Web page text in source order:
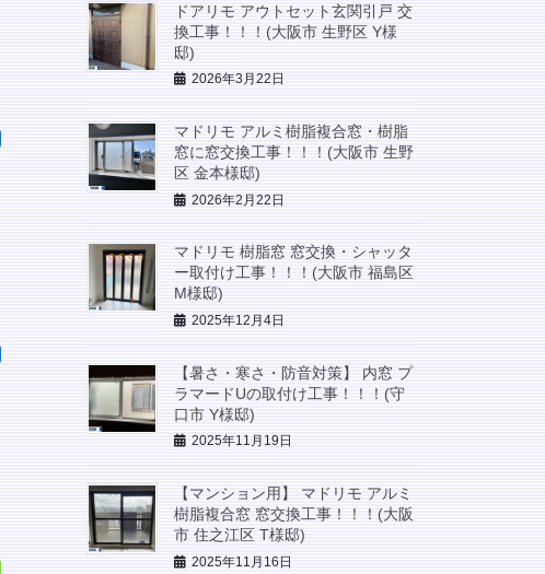
ドアリモ アウトセット玄関引戸 交
換工事！！！(大阪市 生野区 Y様
邸)
2026年3月22日
マドリモ アルミ樹脂複合窓・樹脂
窓に窓交換工事！！！(大阪市 生野
区 金本様邸)
2026年2月22日
マドリモ 樹脂窓 窓交換・シャッタ
ー取付け工事！！！(大阪市 福島区
M様邸)
2025年12月4日
【暑さ・寒さ・防音対策】 内窓 プ
ラマードUの取付け工事！！！(守
口市 Y様邸)
2025年11月19日
【マンション用】 マドリモ アルミ
樹脂複合窓 窓交換工事！！！(大阪
市 住之江区 T様邸)
2025年11月16日